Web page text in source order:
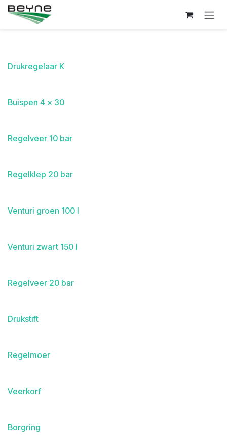
Overslaan naar inhoud
Drukregelaar K
Buispen 4 x 30
Regelveer 10 bar
Regelklep 20 bar
Venturi groen 100 l
Venturi zwart 150 l
Regelveer 20 bar
Drukstift
Regelmoer
Veerkorf
Borgring